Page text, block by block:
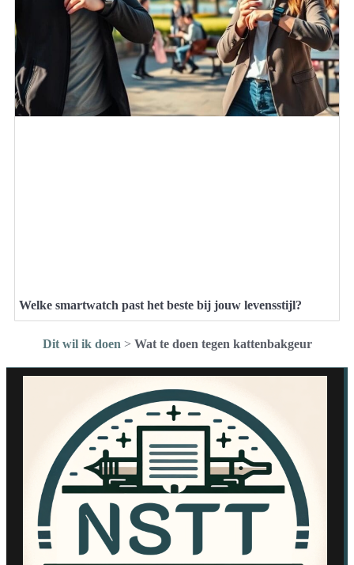
Welke smartwatch past het beste bij jouw levensstijl?
Dit wil ik doen > Wat te doen tegen kattenbakgeur